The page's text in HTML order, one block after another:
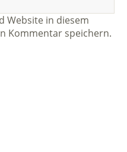
Website in diesem
Kommentar speichern.